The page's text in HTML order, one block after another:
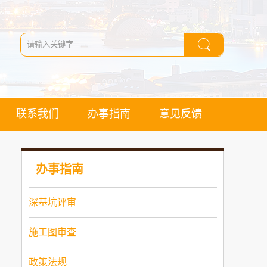
联系我们 办事指南 意见反馈
办事指南
深基坑评审
施工图审查
政策法规